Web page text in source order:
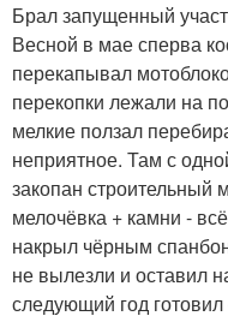
Брал запущенный
Весной в мае сперва
перекапывал
перекопки лежали на
мелкие ползал
неприятное. Там с
закопан строительный
мелочёвка + камни -
накрыл чёрным
не вылезли и оставил
следующий год